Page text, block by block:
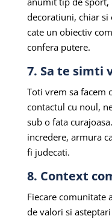
decoratiuni, chiar
cate un obiectiv
confera putere.
7. Sa te simti
Toti vrem sa facem
contactul cu noul,
sub o fata
incredere, armura
fi judecati.
8. Context
Fiecare comunitate
de valori si